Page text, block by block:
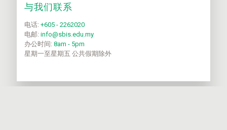
与我们联系
电话:+605 - 2262020
电邮:info@sbis.edu.my
办公时间:8am - 5pm
星期一至星期五 公共假期除外